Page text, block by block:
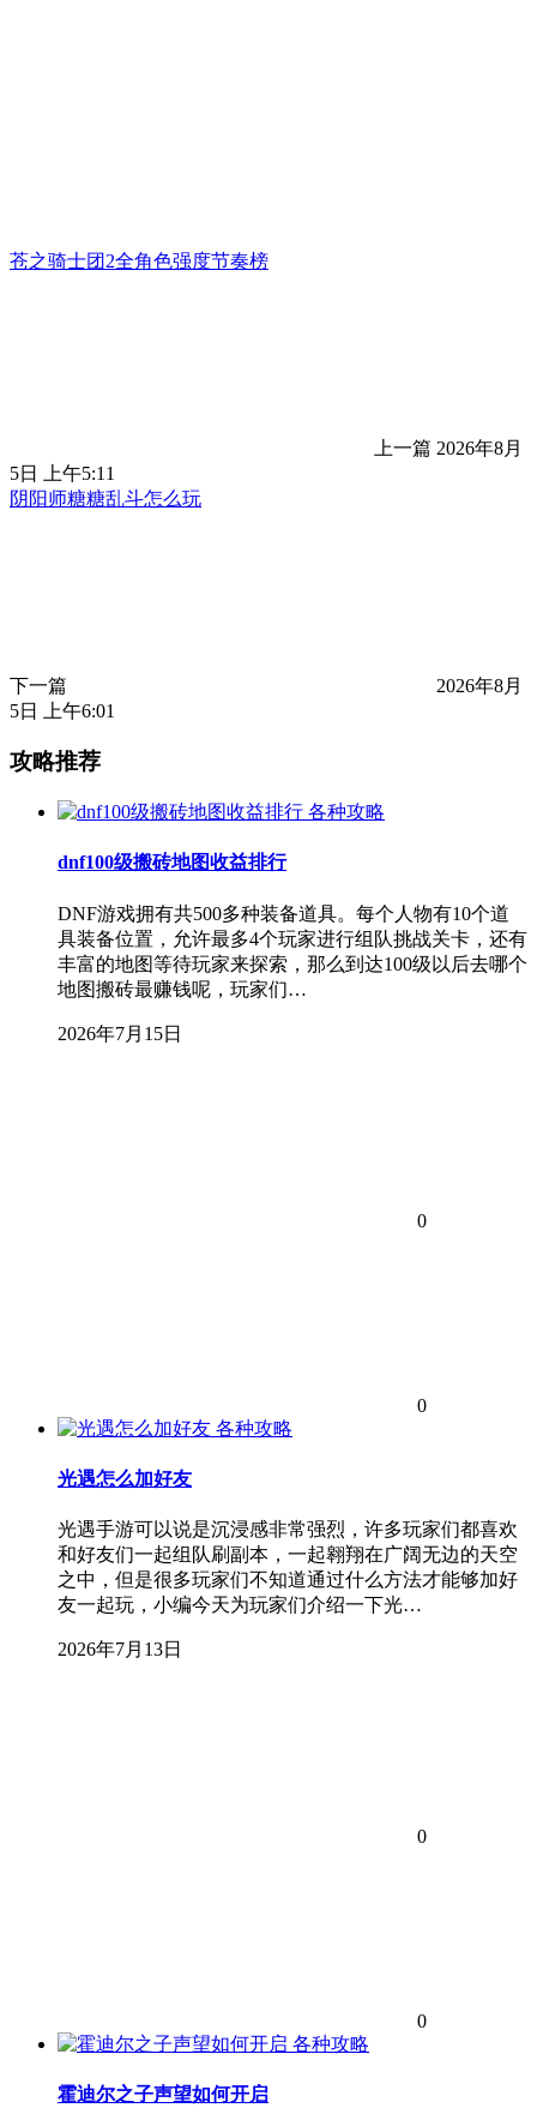
苍之骑士团2全角色强度节奏榜
上一篇 2026年8月
5日 上午5:11
阴阳师糖糖乱斗怎么玩
下一篇
2026年8月
5日 上午6:01
攻略推荐
各种攻略
dnf100级搬砖地图收益排行
DNF游戏拥有共500多种装备道具。每个人物有10个道
具装备位置，允许最多4个玩家进行组队挑战关卡，还有
丰富的地图等待玩家来探索，那么到达100级以后去哪个
地图搬砖最赚钱呢，玩家们…
2026年7月15日
0
0
各种攻略
光遇怎么加好友
光遇手游可以说是沉浸感非常强烈，许多玩家们都喜欢
和好友们一起组队刷副本，一起翱翔在广阔无边的天空
之中，但是很多玩家们不知道通过什么方法才能够加好
友一起玩，小编今天为玩家们介绍一下光…
2026年7月13日
0
0
各种攻略
霍迪尔之子声望如何开启